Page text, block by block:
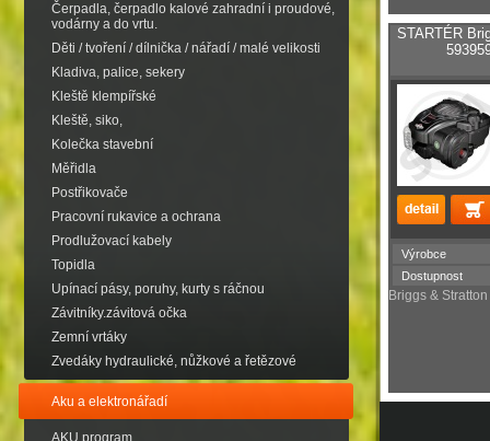
Čerpadla, čerpadlo kalové zahradní i proudové,
vodárny a do vrtu.
Děti / tvoření / dílnička / nářadí / malé velikosti
Kladiva, palice, sekery
Kleště klempířské
Kleště, siko,
Kolečka stavební
Měřidla
Postřikovače
Pracovní rukavice a ochrana
Prodlužovací kabely
Topidla
Upínací pásy, poruhy, kurty s ráčnou
Závitníky.závitová očka
Zemní vrtáky
Zvedáky hydraulické, nůžkové a řetězové
Aku a elektronářadí
AKU program
STARTÉR
Výrobce
Dostupnost
Briggs &